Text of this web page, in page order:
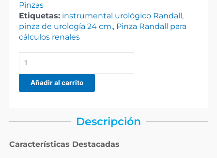
Pinzas
Etiquetas: instrumental urológico Randall,
pinza de urología 24 cm., Pinza Randall para
cálculos renales
Randall
Añadir al carrito
Descripción
Características Destacadas